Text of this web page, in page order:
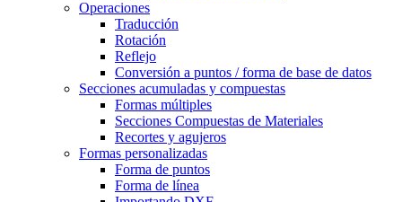
Operaciones
Traducción
Rotación
Reflejo
Conversión a puntos / forma de base de datos
Secciones acumuladas y compuestas
Formas múltiples
Secciones Compuestas de Materiales
Recortes y agujeros
Formas personalizadas
Forma de puntos
Forma de línea